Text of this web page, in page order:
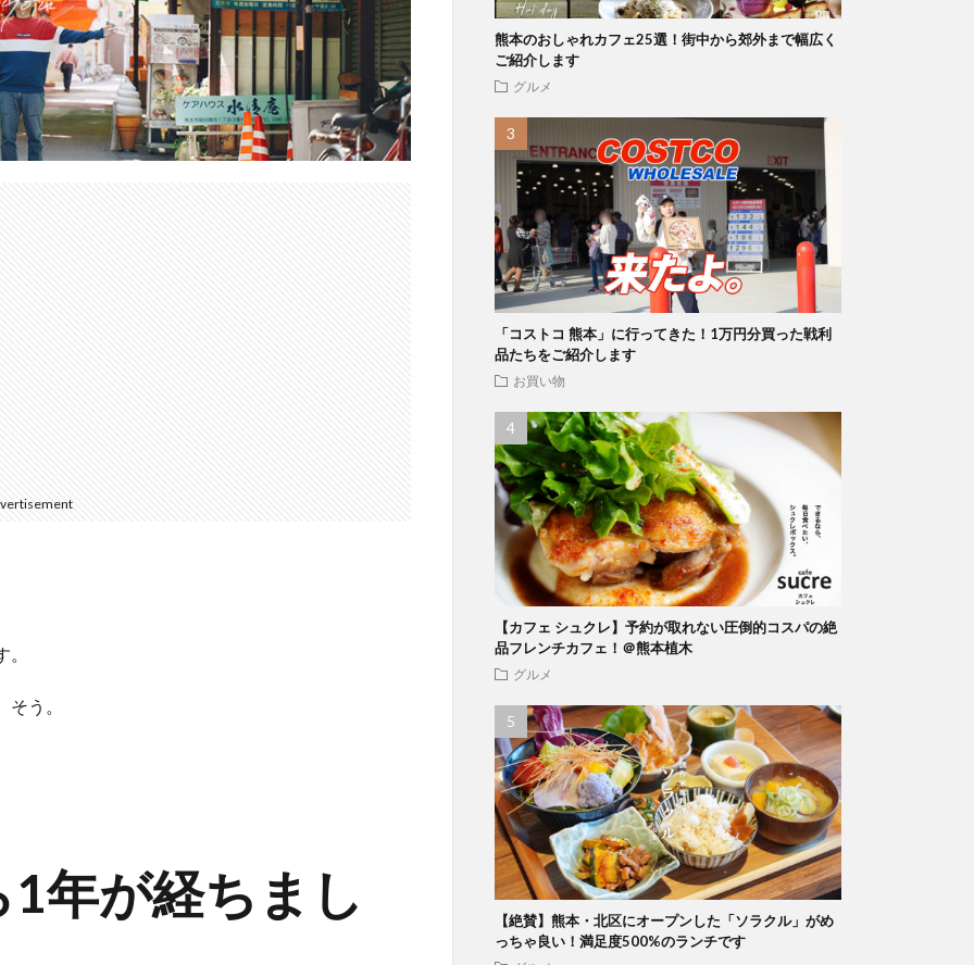
う。
年が経ちまし
熊本のおしゃれカフェ25選！街中から郊外まで幅広く
ご紹介します
グルメ
「コストコ 熊本」に行ってきた！1万円分買った戦利
品たちをご紹介します
お買い物
【カフェ シュクレ】予約が取れない圧倒的コスパの絶
品フレンチカフェ！＠熊本植木
グルメ
【絶賛】熊本・北区にオープンした「ソラクル」がめ
っちゃ良い！満足度500%のランチです